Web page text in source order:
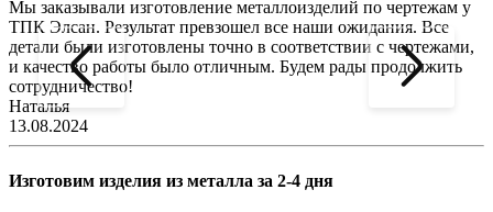
Мы заказывали изготовление металлоизделий по чертежам у
ТПК Элсан. Результат превзошел все наши ожидания. Все
детали были изготовлены точно в соответствии с чертежами,
и качество работы было отличным. Будем рады продолжить
сотрудничество!
Наталья
13.08.2024
Изготовим изделия из металла за 2-4 дня